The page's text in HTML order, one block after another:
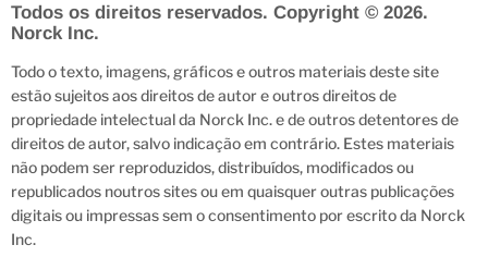
Todos os direitos reservados. Copyright © 2026.
Norck Inc.
Todo o texto, imagens, gráficos e outros materiais deste site
estão sujeitos aos direitos de autor e outros direitos de
propriedade intelectual da Norck Inc. e de outros detentores de
direitos de autor, salvo indicação em contrário. Estes materiais
não podem ser reproduzidos, distribuídos, modificados ou
republicados noutros sites ou em quaisquer outras publicações
digitais ou impressas sem o consentimento por escrito da Norck
Inc.